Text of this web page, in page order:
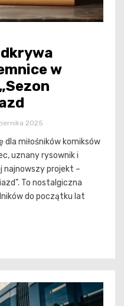
w
2025
dla miłośników komiksów
uznany rysownik i
najnowszy projekt –
To nostalgiczna
do początku lat